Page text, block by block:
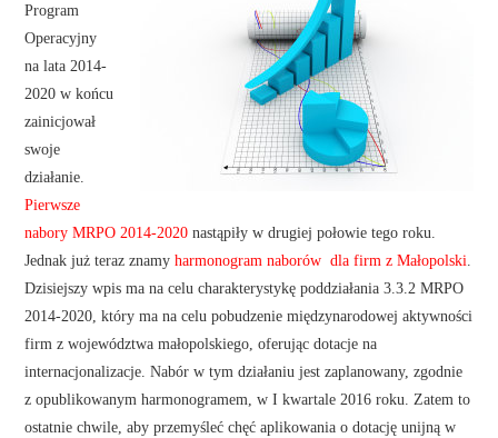
Program
Operacyjny
na lata 2014-
2020 w końcu
zainicjował
swoje
działanie.
Pierwsze
nabory MRPO 2014-2020 nastąpiły w drugiej połowie tego roku.
Jednak już teraz znamyharmonogram naborów dla firm z Małopolski
Dzisiejszy wpis ma na celu charakterystykę poddziałania 3.3.2 MRPO
2014-2020, który ma na celu pobudzenie międzynarodowej aktywności
firm z województwa małopolskiego, oferując dotacje na
internacjonalizacje. Nabór w tym działaniu jest zaplanowany, zgodnie
z opublikowanym harmonogramem, w I kwartale 2016 roku. Zatem to
ostatnie chwile, aby przemyśleć chęć aplikowania o dotację unijną w